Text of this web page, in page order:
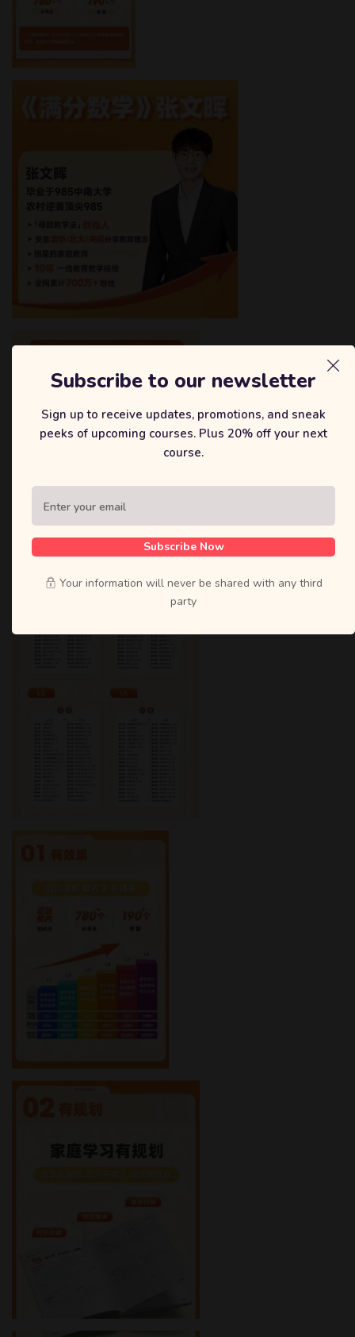
Subscribe to our newsletter
Sign up to receive updates, promotions, and sneak
peeks of upcoming courses. Plus 20% off your next
course.
Subscribe Now
Your information will never be shared with any third
party